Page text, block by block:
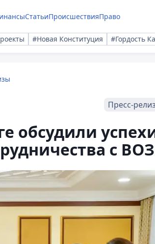
СтатьиПроисшествияПраво
#Новая Конституция #Гордость
Пресс-
обсудили
с ВОЗ